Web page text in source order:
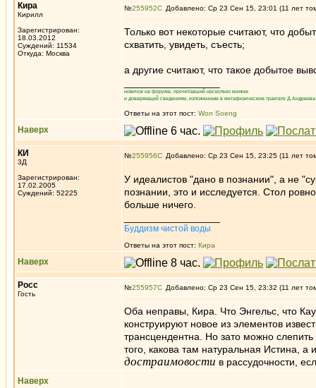
Кира
Кирилл
Зарегистрирован:
18.03.2012
Суждений: 11534
Откуда: Москва
№255952 Добавлено: Ср 23 Сен 15, 23:01 (11 лет
Только вот некоторые считают, что
схватить, увидеть, съесть;
а другие считают, что такое добытое
новичок на форуме, прочитавший несколько книжек
и доверяющий сведениям, изложенным в метафизическом трактате
Ответы на этот пост: Won Soeng
Наверх
КИ
3Д
Зарегистрирован:
17.02.2005
Суждений: 52225
№255956 Добавлено: Ср 23 Сен 15, 23:25 (11 лет
У идеалистов "дано в познании", а не
познании, это и исследуется. Стол
больше ничего.
Буддизм чистой воды
Ответы на этот пост: Кира
Наверх
Росс
Гость
№255957 Добавлено: Ср 23 Сен 15, 23:32 (11 лет
Оба неправы, Кира. Что Энгельс, что
конструируют новое из элементов
трансцендентна. Но зато можно
того, какова там натуральная Истина,
достраимовости в рассудочности,
Наверх